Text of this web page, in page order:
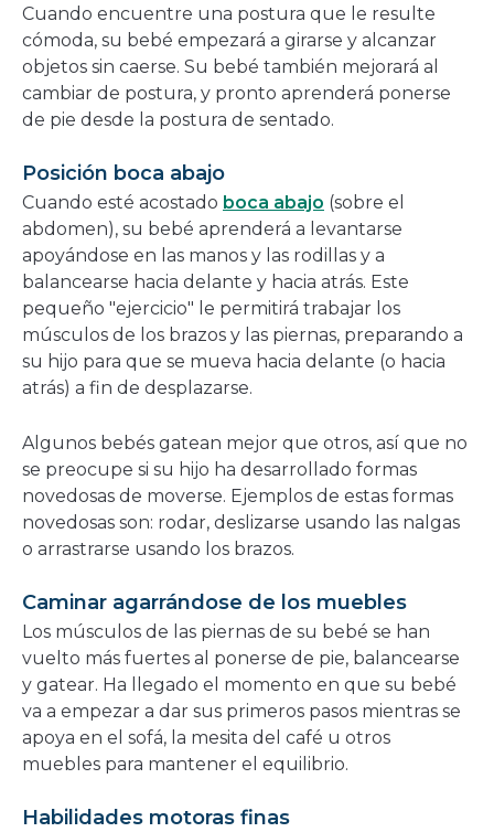
Cuando encuentre una postura que le resulte
cómoda, su bebé empezará a girarse y alcanzar
objetos sin caerse. Su bebé también mejorará al
cambiar de postura, y pronto aprenderá ponerse
de pie desde la postura de sentado.
Posición boca abajo
Cuando esté acostado boca abajo (sobre el
abdomen), su bebé aprenderá a levantarse
apoyándose en las manos y las rodillas y a
balancearse hacia delante y hacia atrás. Este
pequeño "ejercicio" le permitirá trabajar los
músculos de los brazos y las piernas, preparando a
su hijo para que se mueva hacia delante (o hacia
atrás) a fin de desplazarse.
Algunos bebés gatean mejor que otros, así que no
se preocupe si su hijo ha desarrollado formas
novedosas de moverse. Ejemplos de estas formas
novedosas son: rodar, deslizarse usando las nalgas
o arrastrarse usando los brazos.
Caminar agarrándose de los muebles
Los músculos de las piernas de su bebé se han
vuelto más fuertes al ponerse de pie, balancearse
y gatear. Ha llegado el momento en que su bebé
va a empezar a dar sus primeros pasos mientras se
apoya en el sofá, la mesita del café u otros
muebles para mantener el equilibrio.
Habilidades motoras finas